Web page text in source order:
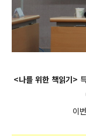
<나를 위한 책읽기>
이